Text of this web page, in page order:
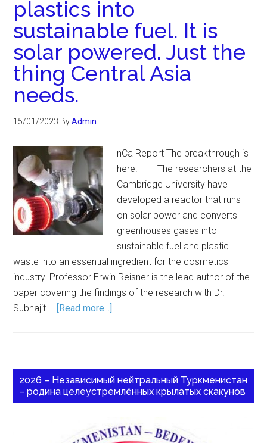
plastics into
sustainable fuel. It is
solar powered. Just the
thing Central Asia
needs.
15/01/2023 ByAdmin
nCa Report The breakthrough is
here. ----- The researchers at the
Cambridge University have
developed a reactor that runs
on solar power and converts
greenhouses gases into
sustainable fuel and plastic
waste into an essential ingredient for the cosmetics
industry. Professor Erwin Reisner is the lead author of the
paper covering the findings of the research with Dr.
Subhajit … [Read more...]
2026 – Независимый нейтральный Туркменистан
– родина целеустремлённых крылатых скакунов